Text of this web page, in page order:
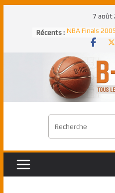
7 août
Récents : NBA Finals
un troisième
NBA Finals
Freek élu MVP
Shai Gilgeous-
match à plus
Pau Gasol
premier
Rudy Gobert,